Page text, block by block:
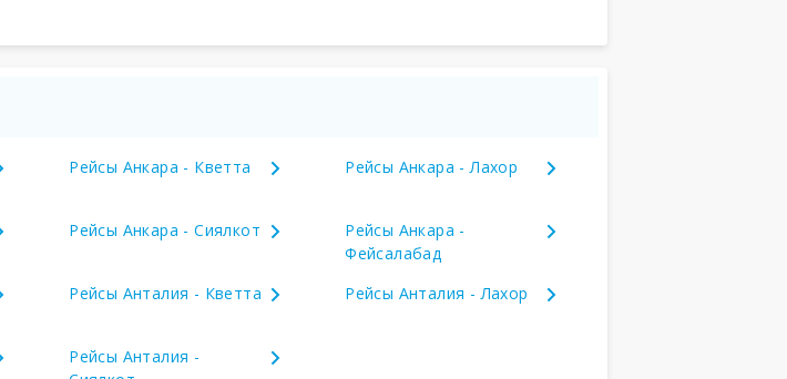
Рейсы Анкара - Кветта Рейсы Анкара - Лахор
Рейсы Анкара - Сиялкот
Рейсы Анкара -
Фейсалабад
Рейсы Анталия - Кветта Рейсы Анталия - Лахор
Рейсы Анталия -